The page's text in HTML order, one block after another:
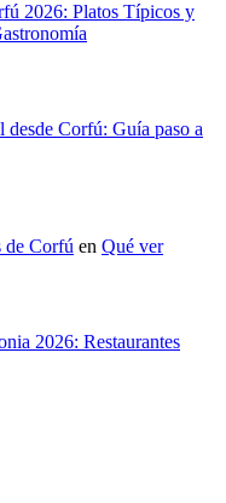
2026: Platos Típicos y
Corfú: Guía paso a
de Corfú en Qué ver
2026: Restaurantes